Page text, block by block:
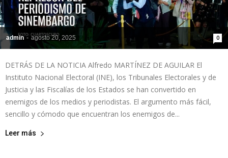
admin - agosto 20, 2025 0
DETRÁS DE LA NOTICIA Alfredo MARTÍNEZ DE AGUILAR El
Instituto Nacional Electoral (INE), los Tribunales Electorales y de
Justicia y las Fiscalías de los Estados se han convertido en
enemigos de los medios y periodistas. El argumento más fácil,
sencillo y cómodo que encuentran los enemigos de...
Leer más